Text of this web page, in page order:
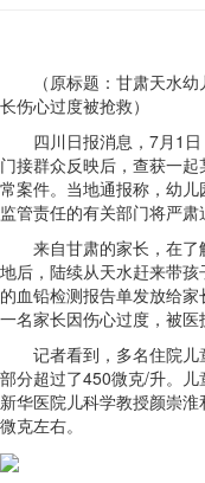
（原标题：甘肃天水幼
长伤心过度被抢救）
四川日报消息，7月1日
门接群众反映后，查获一
常案件。当地通报称，幼
监管责任的有关部门将严肃
来自甘肃的家长，在了
地后，陆续从天水赶来带
的血铅检测报告单发放给
一名家长因伤心过度，被医
记者看到，多名住院儿
部分超过了450微克/升。
新华医院儿科学教授颜崇
微克左右。